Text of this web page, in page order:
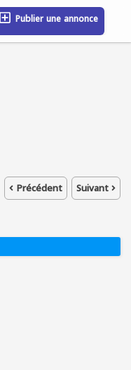
Publier une annonce
Se connecter / S'inscrire
Précédent Suivant